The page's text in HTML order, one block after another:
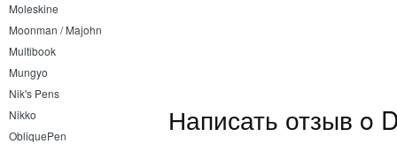
Moleskine
Moonman / Majohn
Multibook
Mungyo
Nik's Pens
Nikko
ObliquePen
Написать отзыв o